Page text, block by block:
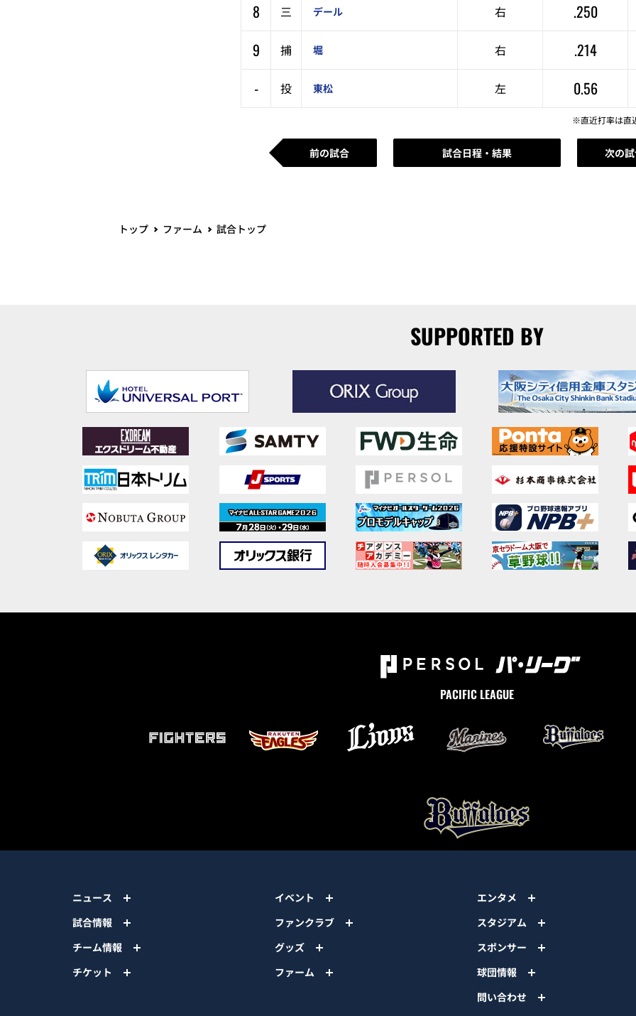
8
三 デール 右 .250
9
捕 堀 右 .214
-
投 東松 左 0.56
※直近打率は直
前の試合 試合日程・結果 次の
トップ ファーム 試合トップ
SUPPORTED BY
PACIFIC LEAGUE
ニュース
試合情報
チーム情報
チケット
イベント
ファンクラブ
グッズ
ファーム
エンタメ
スタジアム
スポンサー
球団情報
問い合わせ